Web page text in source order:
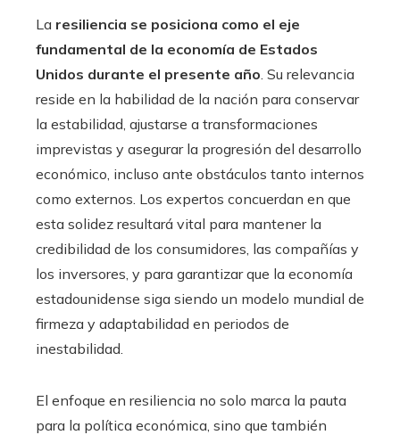
La resiliencia se posiciona como el eje
fundamental de la economía de Estados
Unidos durante el presente año . Su relevancia
reside en la habilidad de la nación para conservar
la estabilidad, ajustarse a transformaciones
imprevistas y asegurar la progresión del desarrollo
económico, incluso ante obstáculos tanto internos
como externos. Los expertos concuerdan en que
esta solidez resultará vital para mantener la
credibilidad de los consumidores, las compañías y
los inversores, y para garantizar que la economía
estadounidense siga siendo un modelo mundial de
firmeza y adaptabilidad en periodos de
inestabilidad.
El enfoque en resiliencia no solo marca la pauta
para la política económica, sino que también